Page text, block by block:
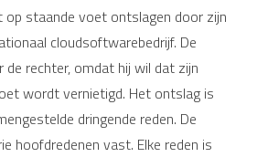
op staande voet ontslagen door zijn
cloudsoftwarebedrijf. De
rechter, omdat hij wil dat zijn
wordt vernietigd. Het ontslag is
dringende reden. De
hoofdredenen vast. Elke reden is